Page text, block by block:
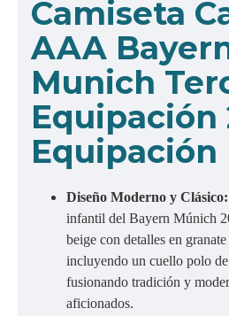
Camiseta
AAA
Munich
Equipación
Equipación
Diseño Moderno y Clásico:
infantil del Bayern Múnich
beige con detalles en
incluyendo un cuello polo
fusionando tradición y
aficionados.